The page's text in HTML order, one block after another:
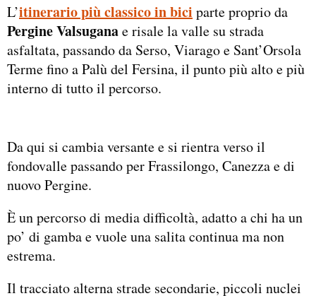
L’itinerario più classico in bici parte proprio da
Pergine Valsuganae risale la valle su strada
asfaltata, passando da Serso, Viarago e Sant’Orsola
Terme fino a Palù del Fersina, il punto più alto e più
interno di tutto il percorso.
Da qui si cambia versante e si rientra verso il
fondovalle passando per Frassilongo, Canezza e di
nuovo Pergine.
È un percorso di media difficoltà, adatto a chi ha un
po’ di gamba e vuole una salita continua ma non
estrema.
Il tracciato alterna strade secondarie, piccoli nuclei